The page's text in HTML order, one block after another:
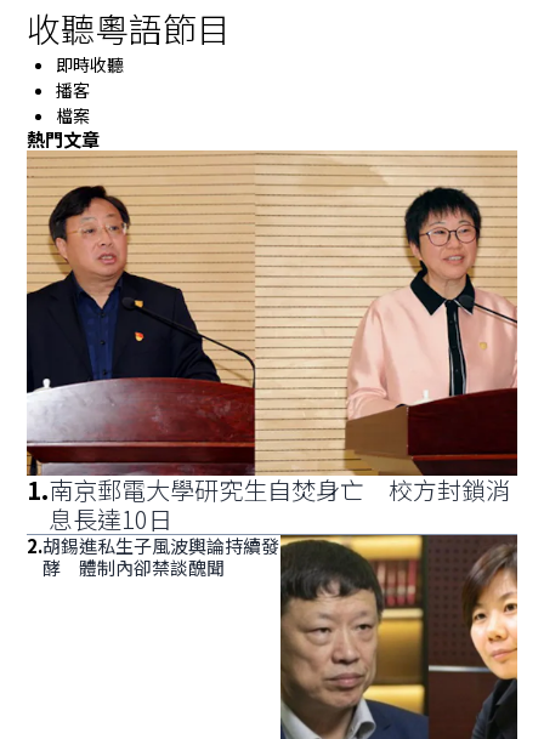
收聽粵語節目
即時收聽
播客
檔案
熱門文章
1.南京郵電大學研究生自焚身亡 校方封鎖消
息長達10日
2.胡錫進私生子風波輿論持續發
酵 體制內卻禁談醜聞